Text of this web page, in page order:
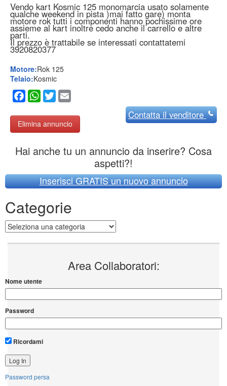
Vendo kart Kosmic 125 monomarcia usato solamente
qualche weekend in pista )mai fatto gare) monta
motore rok tutti i componenti hanno pochissime ore
assieme al kart inoltre cedo anche il carrello e altre
parti.
Il prezzo è trattabile se interessati contattatemi
3920820377
Motore:Rok 125
Telaio:Kosmic
Facebook
WhatsApp
Twitter
Elimina annuncio
Contattail venditore
Hai anche tu un annuncio da inserire? Cosa
aspetti?!
Inserisci GRATIS un nuovo annuncio
Categorie
Categorie
Area Collaboratori:
Nome utente
Password
Ricordami
Password persa